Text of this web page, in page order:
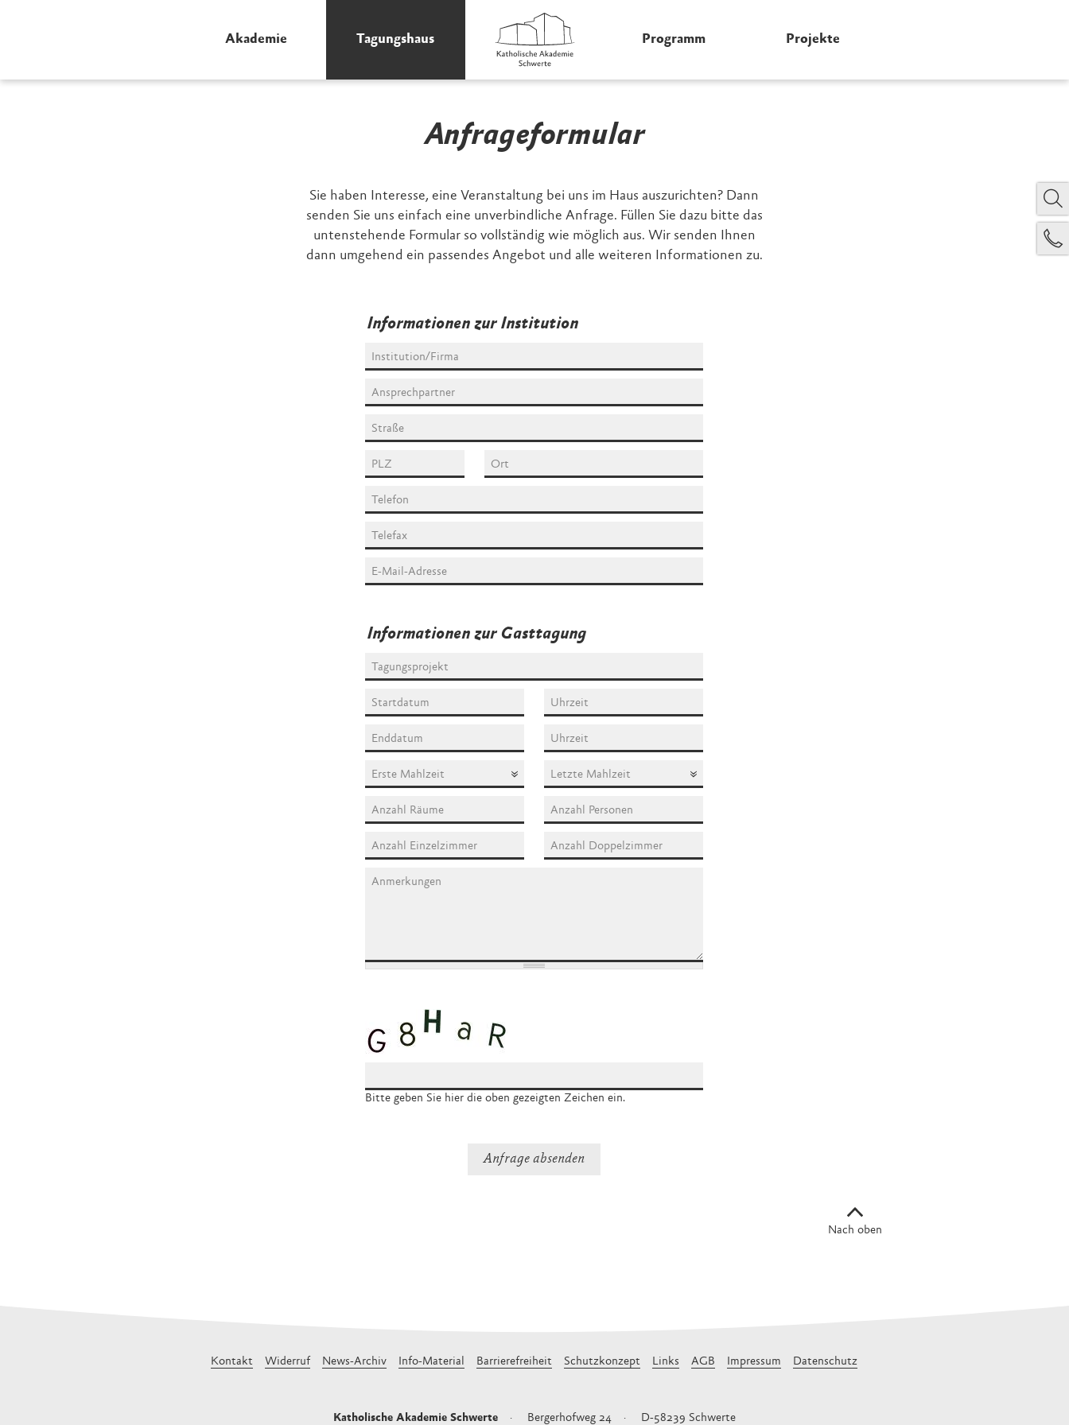
Akademie Tagungshaus Projekte
Programm
Anfrageformular
Sie haben Interesse, eine Veranstaltung bei uns im Haus auszurichten? Dann
senden Sie uns einfach eine unverbindliche Anfrage. Füllen Sie dazu bitte das
untenstehende Formular so vollständig wie möglich aus. Wir senden Ihnen
dann umgehend ein passendes Angebot und alle weiteren Informationen zu.
Informationen zur Institution
Informationen zur Gasttagung
Bitte geben Sie hier die oben gezeigten Zeichen ein.
Nach oben
Kontakt Widerruf News-Archiv Info-Material Barrierefreiheit Schutzkonzept Links AGB Impressum Datenschutz
Katholische Akademie Schwerte Bergerhofweg 24 D-58239 Schwerte